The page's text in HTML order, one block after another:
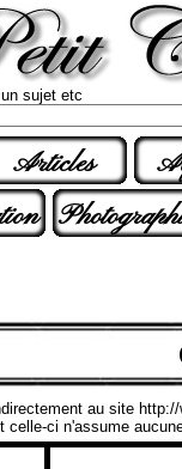
sujet etc
Articles
au site
celle-ci n'assume